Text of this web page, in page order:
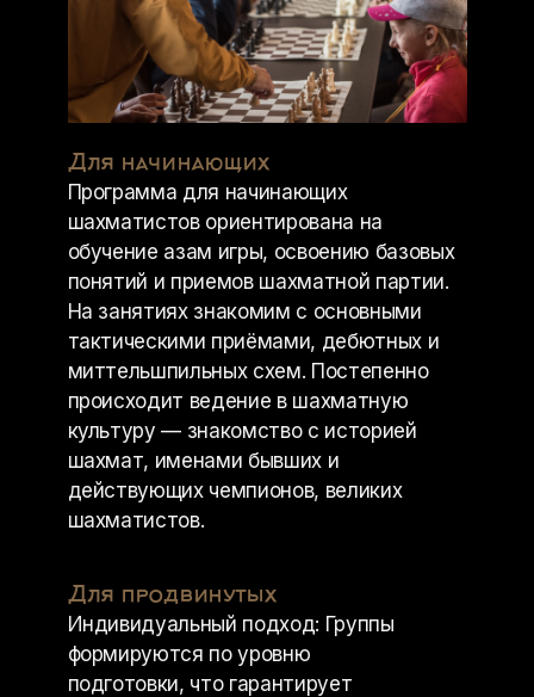
Для начинающих
Программа для начинающих
шахматистов ориентирована на
обучение азам игры, освоению базовых
понятий и приемов шахматной партии.
На занятиях знакомим с основными
тактическими приёмами, дебютных и
миттельшпильных схем. Постепенно
происходит ведение в шахматную
культуру — знакомство с историей
шахмат, именами бывших и
действующих чемпионов, великих
шахматистов.
Для продвинутых
Индивидуальный подход: Группы
формируются по уровню
подготовки, что гарантирует